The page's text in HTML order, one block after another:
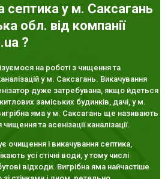
септика у м. Саксагань
обл. від компанії
?
на роботі з чищення та
у м. Саксагань. Викачування
дуже затребувана, якщо йдеться
заміських будинків, дачі, у м.
яма у м. Саксагань ще називають
та асенізації каналізації.
очищення і викачування септика,
усі стічні води, у тому числі
відходи. Вигрібна яма найчастіше